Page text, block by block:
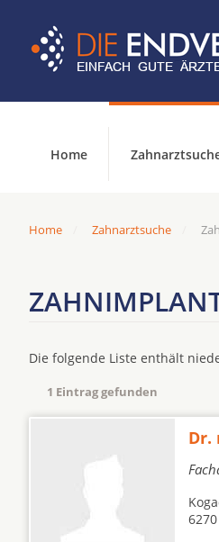
Home
Home Zahnarztsuche
Die folgende Liste enthält
1 Eintrag gefunden
Dr.